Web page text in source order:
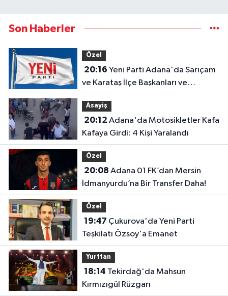
Son Haberler
Özel
20:16
ve Karataş İlçe Başkanları ve
Yönetimleri Belirlendi
Asayiş
20:12
Kafaya Girdi: 4 Kişi Yaralandı
Özel
20:08
İdmanyurdu’na Bir Transfer Daha!
Özel
19:47
Teşkilatı Özsoy'a Emanet
Yurttan
18:14
Kırmızıgül Rüzgarı